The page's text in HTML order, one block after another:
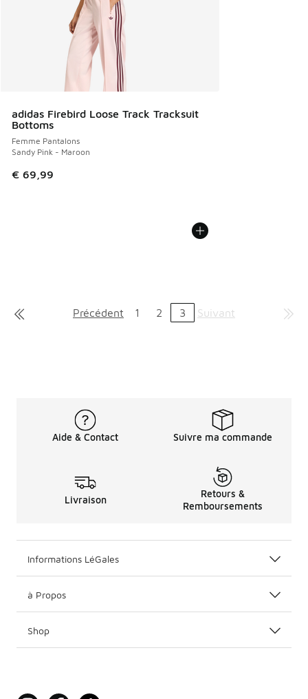
adidas Firebird Loose Track Tracksuit
Bottoms
Femme Pantalons
Sandy Pink - Maroon
€ 69,99
Précédent 1 2 3 Suivant
Aide & Contact Suivre ma commande
Livraison
Retours &
Remboursements
Informations LéGales
à Propos
Shop